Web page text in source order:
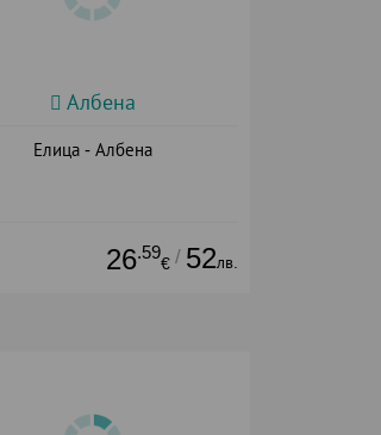
Албена
Елица - Албена
26.59
€ / 52лв.